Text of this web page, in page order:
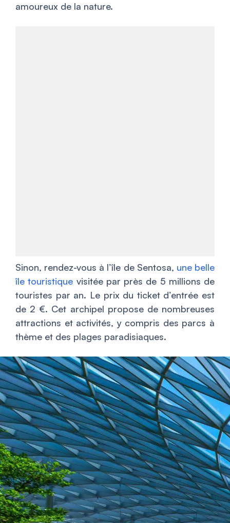
amoureux de la nature.
Sinon, rendez-vous à l’île de Sentosa, une belle
île touristique visitée par près de 5 millions de
touristes par an. Le prix du ticket d’entrée est
de 2 €. Cet archipel propose de nombreuses
attractions et activités, y compris des parcs à
thème et des plages paradisiaques.